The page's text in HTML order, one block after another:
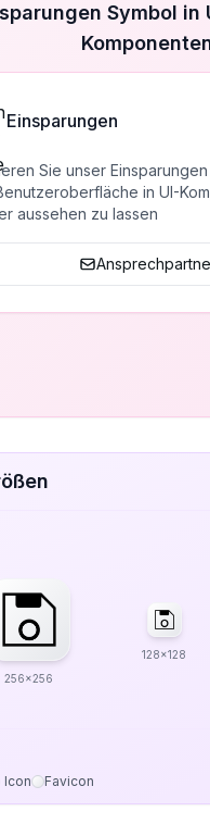
Symbol in
Einsparungen
Sie unser
in UI-
aussehen zu lassen
256x256
128x128
Icon Favicon